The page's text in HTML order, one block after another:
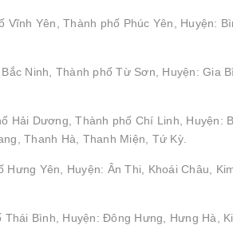
Vĩnh Yên, Thành phố Phúc Yên, Huyện:
Ninh, Thành phố Từ Sơn, Huyện: Gia
Hải Dương, Thành phố Chí Linh, Huyện:
Thanh Hà, Thanh Miện, Tứ Kỳ.
Yên, Huyện: Ân Thi, Khoái Châu,
Bình, Huyện: Đông Hưng, Hưng Hà,